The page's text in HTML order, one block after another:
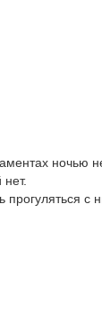
ночью
прогуляться с